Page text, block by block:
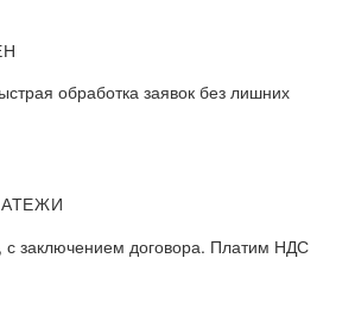
обработка заявок без лишних
с заключением договора. Платим НДС​